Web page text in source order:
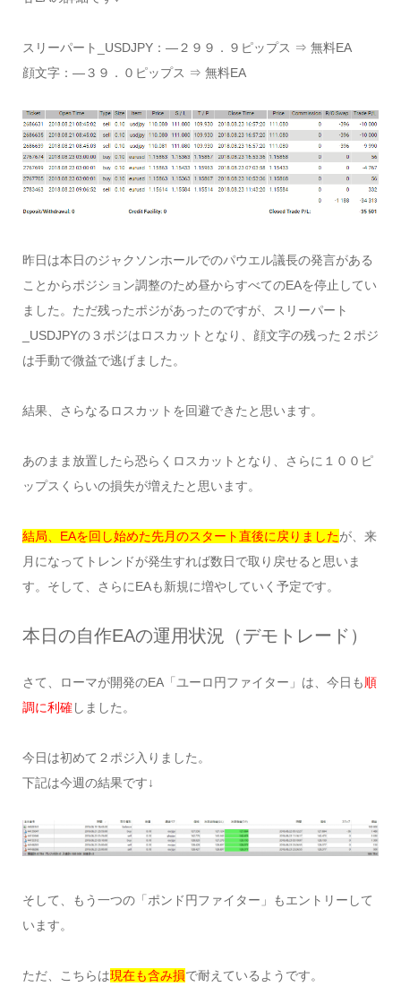
スリーパート_USDJPY：―２９９．９ピップス ⇒ 無料EA
顔文字：―３９．０ピップス ⇒ 無料EA
昨日は本日のジャクソンホールでのパウエル議長の発言がある
ことからポジション調整のため昼からすべてのEAを停止してい
ました。ただ残ったポジがあったのですが、スリーパート
_USDJPYの３ポジはロスカットとなり、顔文字の残った２ポジ
は手動で微益で逃げました。
結果、さらなるロスカットを回避できたと思います。
あのまま放置したら恐らくロスカットとなり、さらに１００ピ
ップスくらいの損失が増えたと思います。
結局、EAを回し始めた先月のスタート直後に戻りましたが、来
月になってトレンドが発生すれば数日で取り戻せると思いま
す。そして、さらにEAも新規に増やしていく予定です。
本日の自作EAの運用状況（デモトレード）
さて、ローマが開発のEA「ユーロ円ファイター」は、今日も順
調に利確しました。
今日は初めて２ポジ入りました。
下記は今週の結果です↓
そして、もう一つの「ポンド円ファイター」もエントリーして
います。
ただ、こちらは現在も含み損で耐えているようです。